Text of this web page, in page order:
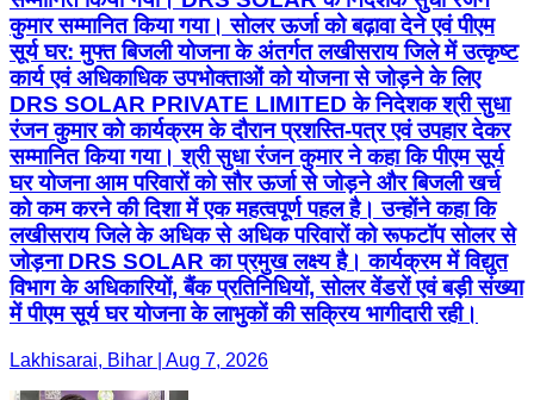
कुमार सम्मानित किया गया। सोलर ऊर्जा को बढ़ावा देने एवं पीएम
सूर्य घर: मुफ्त बिजली योजना के अंतर्गत लखीसराय जिले में उत्कृष्ट
कार्य एवं अधिकाधिक उपभोक्ताओं को योजना से जोड़ने के लिए
DRS SOLAR PRIVATE LIMITED के निदेशक श्री सुधा
रंजन कुमार को कार्यक्रम के दौरान प्रशस्ति-पत्र एवं उपहार देकर
सम्मानित किया गया। श्री सुधा रंजन कुमार ने कहा कि पीएम सूर्य
घर योजना आम परिवारों को सौर ऊर्जा से जोड़ने और बिजली खर्च
को कम करने की दिशा में एक महत्वपूर्ण पहल है। उन्होंने कहा कि
लखीसराय जिले के अधिक से अधिक परिवारों को रूफटॉप सोलर से
जोड़ना DRS SOLAR का प्रमुख लक्ष्य है। कार्यक्रम में विद्युत
विभाग के अधिकारियों, बैंक प्रतिनिधियों, सोलर वेंडरों एवं बड़ी संख्या
में पीएम सूर्य घर योजना के लाभुकों की सक्रिय भागीदारी रही।
Lakhisarai, Bihar | Aug 7, 2026